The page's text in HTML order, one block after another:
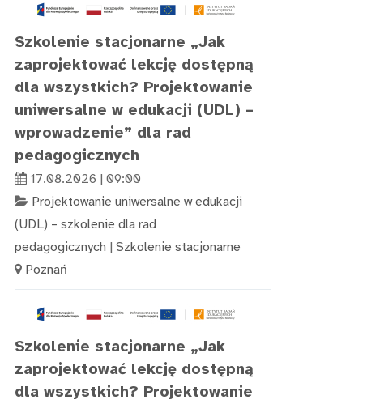
Szkolenie stacjonarne „Jak
zaprojektować lekcję dostępną
dla wszystkich? Projektowanie
uniwersalne w edukacji (UDL) –
wprowadzenie” dla rad
pedagogicznych
17.08.2026 | 09:00
Projektowanie uniwersalne w edukacji
(UDL) – szkolenie dla rad
pedagogicznych | Szkolenie stacjonarne
Poznań
Szkolenie stacjonarne „Jak
zaprojektować lekcję dostępną
dla wszystkich? Projektowanie